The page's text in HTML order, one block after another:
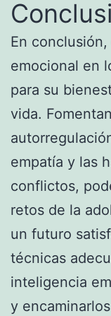
En
emocional en
para su
vida.
empatía y las
conflictos,
retos de la
un futuro
técnicas
inteligencia
y